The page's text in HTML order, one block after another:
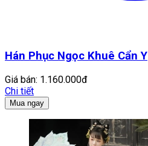
Hán Phục Ngọc Khuê Cẩn Y
Giá bán: 1.160.000đ
Chi tiết
Mua ngay